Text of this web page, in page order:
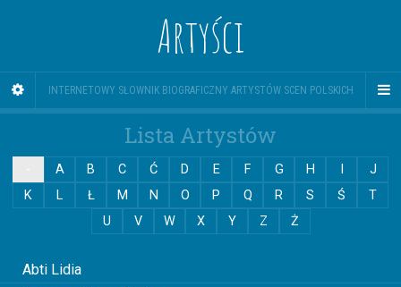
Artyści
INTERNETOWY SŁOWNIK BIOGRAFICZNY ARTYSTÓW SCEN POLSKICH
Lista Artystów
A B C Ć D E F G H
J
K
L Ł M N O P Q R S Ś
T
U
V W X Y Z Ż
Abti Lidia